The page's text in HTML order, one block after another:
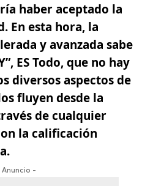
haber aceptado la
En esta hora, la
y avanzada sabe
ES Todo, que no hay
diversos aspectos de
fluyen desde la
de cualquier
la calificación
Anuncio -